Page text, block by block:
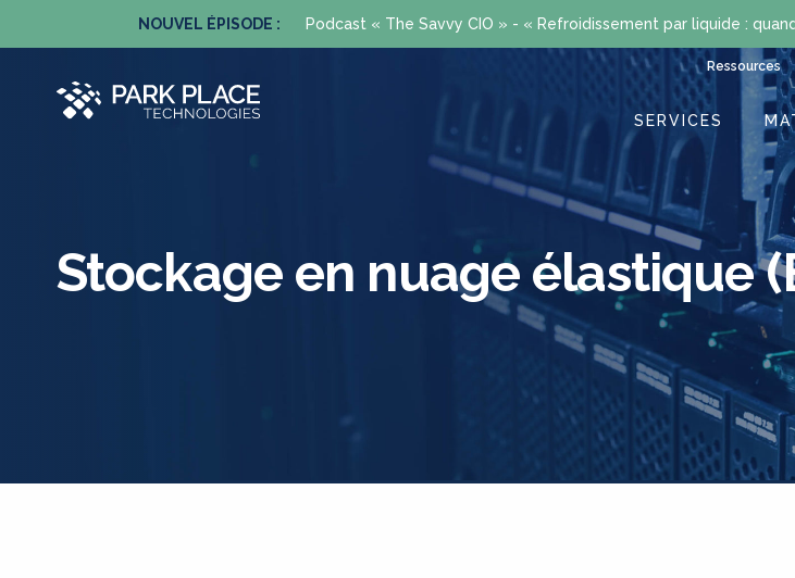
NOUVEL ÉPISODE : Podcast « The Savvy CIO » - « Refroidissement par liquide :
Ressources
SERVICES
Stockage en nuage élastique